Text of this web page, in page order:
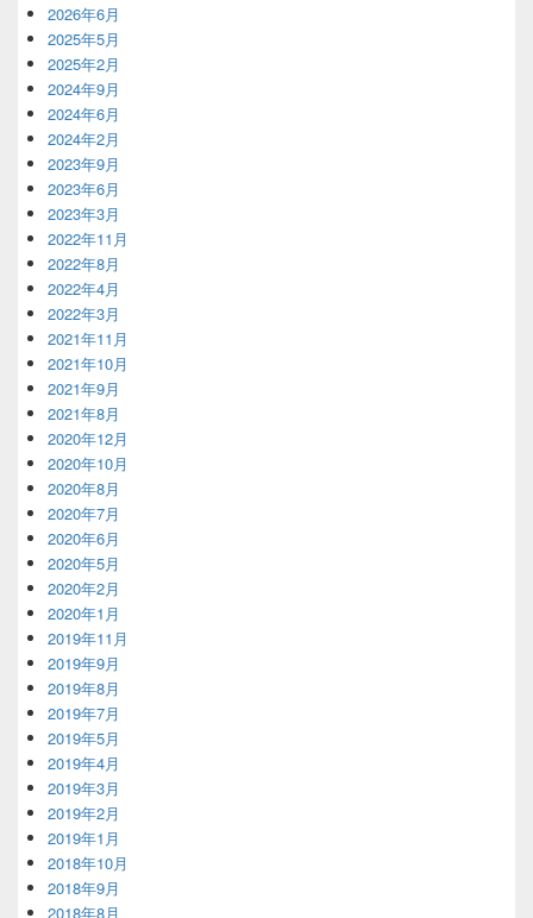
2026年6月
2025年5月
2025年2月
2024年9月
2024年6月
2024年2月
2023年9月
2023年6月
2023年3月
2022年11月
2022年8月
2022年4月
2022年3月
2021年11月
2021年10月
2021年9月
2021年8月
2020年12月
2020年10月
2020年8月
2020年7月
2020年6月
2020年5月
2020年2月
2020年1月
2019年11月
2019年9月
2019年8月
2019年7月
2019年5月
2019年4月
2019年3月
2019年2月
2019年1月
2018年10月
2018年9月
2018年8月